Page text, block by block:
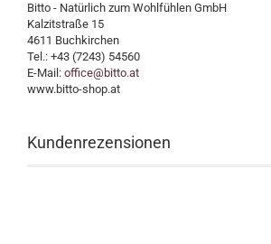
Bitto - Natürlich zum Wohlfühlen GmbH
Kalzitstraße 15
4611 Buchkirchen
Tel.: +43 (7243) 54560
E-Mail: office@bitto.at
www.bitto-shop.at
Kundenrezensionen